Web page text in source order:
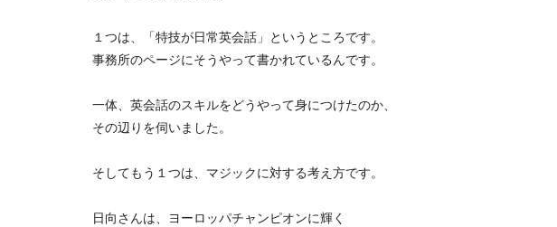
１つは、「特技が日常英会話」というところです。
事務所のページにそうやって書かれているんです。
一体、英会話のスキルをどうやって身につけたのか、
その辺りを伺いました。
そしてもう１つは、マジックに対する考え方です。
日向さんは、ヨーロッパチャンピオンに輝く